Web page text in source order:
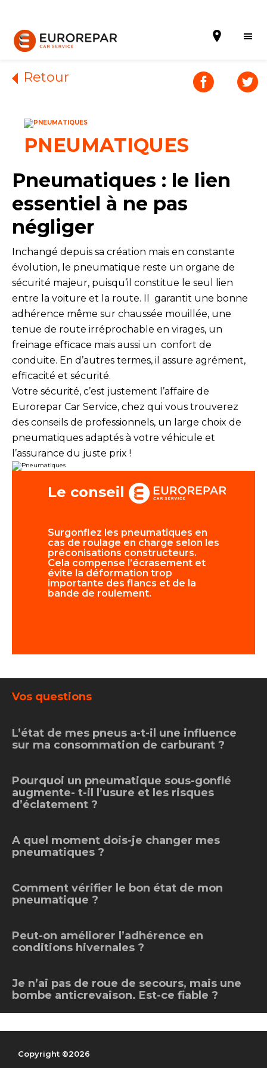
Prendre un rendez-vous
Notre enseigne
Nos Promotions
Notre actualité
Nos prestations
Contactez nous
Tous les garages
Intégrer le réseau
Retour
PNEUMATIQUES
Pneumatiques : le lien
essentiel à ne pas
négliger
Inchangé depuis sa création mais en constante
évolution, le pneumatique reste un organe de
sécurité majeur, puisqu’il constitue le seul lien
entre la voiture et la route. Il garantit une bonne
adhérence même sur chaussée mouillée, une
tenue de route irréprochable en virages, un
freinage efficace mais aussi un confort de
conduite. En d’autres termes, il assure agrément,
efficacité et sécurité.
Votre sécurité, c’est justement l’affaire de
Eurorepar Car Service, chez qui vous trouverez
des conseils de professionnels, un large choix de
pneumatiques adaptés à votre véhicule et
l’assurance du juste prix !
Le conseil
Surgonflez les pneumatiques en
cas de roulage en charge selon les
préconisations constructeurs.
Cela compense l’écrasement et
évite la déformation trop
importante des flancs et de la
bande de roulement.
Vos questions
L’état de mes pneus a-t-il une influence
sur ma consommation de carburant ?
Pourquoi un pneumatique sous-gonflé
augmente- t-il l’usure et les risques
d’éclatement ?
A quel moment dois-je changer mes
pneumatiques ?
Comment vérifier le bon état de mon
pneumatique ?
Peut-on améliorer l’adhérence en
conditions hivernales ?
Je n’ai pas de roue de secours, mais une
bombe anticrevaison. Est-ce fiable ?
Copyright ©2026